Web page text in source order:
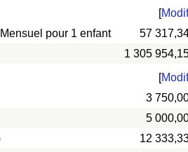
[
pour 1 enfant
57
1 305
[
3
5
12